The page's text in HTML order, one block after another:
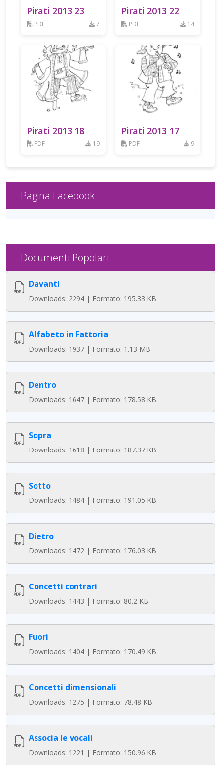
Pirati 2013 23
PDF 7
Pirati 2013 22
PDF 14
Pirati 2013 18
PDF 19
Pirati 2013 17
PDF 9
Pagina Facebook
Documenti Popolari
Davanti
Downloads: 2294 | Formato: 195.33 KB
Alfabeto in Fattoria
Downloads: 1937 | Formato: 1.13 MB
Dentro
Downloads: 1647 | Formato: 178.58 KB
Sopra
Downloads: 1618 | Formato: 187.37 KB
Sotto
Downloads: 1484 | Formato: 191.05 KB
Dietro
Downloads: 1472 | Formato: 176.03 KB
Concetti contrari
Downloads: 1443 | Formato: 80.2 KB
Fuori
Downloads: 1404 | Formato: 170.49 KB
Concetti dimensionali
Downloads: 1275 | Formato: 78.48 KB
Associa le vocali
Downloads: 1221 | Formato: 150.96 KB